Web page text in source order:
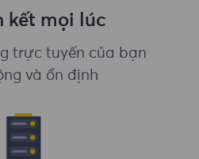
kết mọi lúc
trực tuyến của bạn
và ổn định